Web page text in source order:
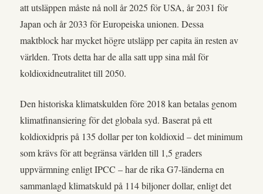
att utsläppen måste nå noll år 2025 för USA, år 2031 för
Japan och år 2033 för Europeiska unionen. Dessa
maktblock har mycket högre utsläpp per capita än resten av
världen. Trots detta har de alla satt upp sina mål för
koldioxidneutralitet till 2050.
Den historiska klimatskulden före 2018 kan betalas genom
klimatfinansiering för det globala syd. Baserat på ett
koldioxidpris på 135 dollar per ton koldioxid – det minimum
som krävs för att begränsa världen till 1,5 graders
uppvärmning enligt IPCC – har de rika G7-länderna en
sammanlagd klimatskuld på 114 biljoner dollar, enligt det